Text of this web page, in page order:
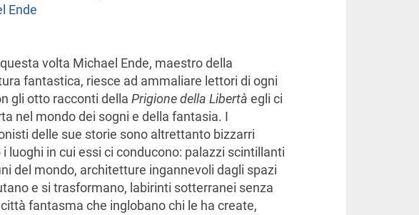
Ende
volta Michael Ende, maestro della
fantastica, riesce ad ammaliare lettori di ogni
gli otto racconti della Prigione della Libertà egli ci
nel mondo dei sogni e della fantasia. I
delle sue storie sono altrettanto bizzarri
luoghi in cui essi ci conducono: palazzi scintillanti
del mondo, architetture ingannevoli dagli spazi
e si trasformano, labirinti sotterranei senza
fantasma che inglobano chi le ha create,